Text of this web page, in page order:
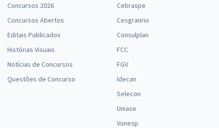
Concursos 2026
Concursos Abertos
Editais Publicados
Histórias Visuais
Notícias de Concursos
Questões de Concurso
Cebraspe
Cesgranrio
Consulplan
FCC
FGV
Idecan
Selecon
Uniase
Vunesp